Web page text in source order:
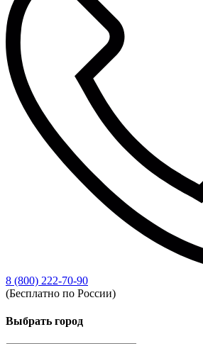
8 (800) 222-70-90
(Бесплатно по России)
Выбрать город